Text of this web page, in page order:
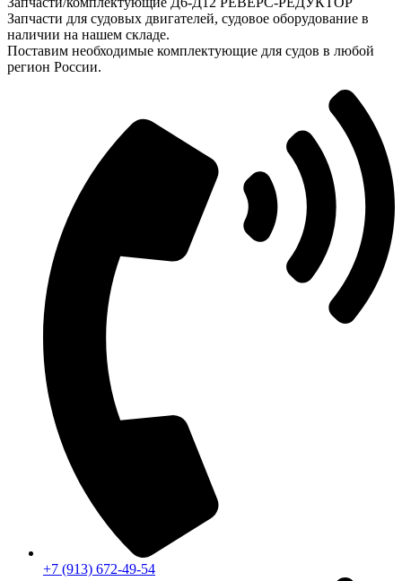
Запчасти для судовых двигателей, судовое оборудование в
наличии на нашем складе.
Поставим необходимые комплектующие для судов в любой
регион России.
+7 (913) 672-49-54